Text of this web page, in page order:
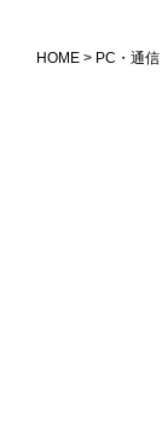
HOME > PC・通信